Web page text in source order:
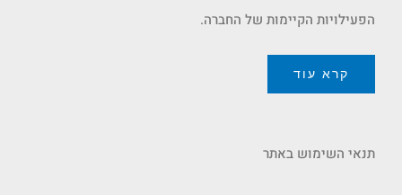
הפעילויות הקיימות של החברה.
קרא עוד
תנאי השימוש באתר